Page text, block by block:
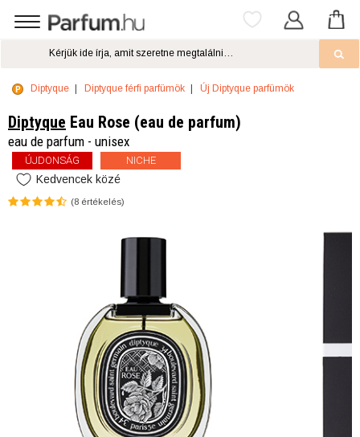
Diptyque Diptyque férfi parfümök Új Diptyque parfümök
Diptyque Eau Rose (eau de parfum)
eau de parfum - unisex
ÚJDONSÁG NICHE
Kedvencek közé
(8 értékelés)